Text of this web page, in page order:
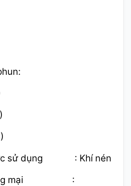
sử dụng : Khí nén
mại :